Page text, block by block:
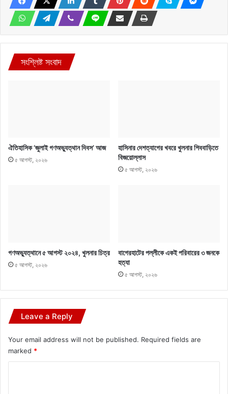
সংশ্লিষ্ট সংবাদ
ঐতিহাসিক ‘জুলাই গণঅভ্যুত্থান দিবস’ আজ
৫ আগস্ট, ২০২৬
হাসিনার দেশত্যাগের খবরে খুলনার শিববাড়িতে
বিজয়োল্লাস
৫ আগস্ট, ২০২৬
গণঅভ্যুত্থানে ৫ আগস্ট ২০২৪, খুলনার চিত্র
৫ আগস্ট, ২০২৬
বাগেরহাটের পল্লীকে একই পরিবারের ৩ জনকে
হত্যা
৫ আগস্ট, ২০২৬
Leave a Reply
Your email address will not be published. Required fields are
marked *